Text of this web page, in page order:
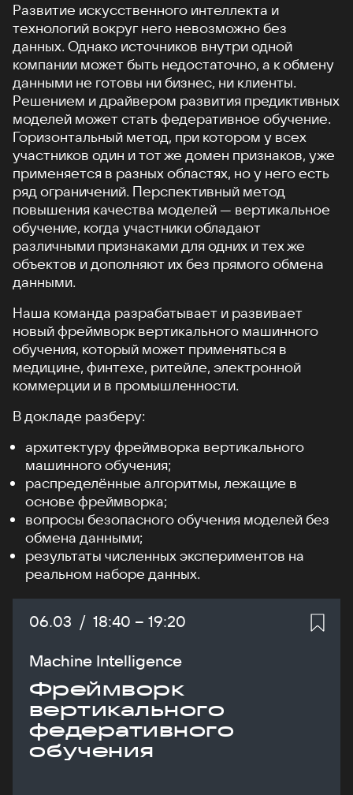
Развитие искусственного интеллекта и
технологий вокруг него невозможно без
данных. Однако источников внутри одной
компании может быть недостаточно, а к обмену
данными не готовы ни бизнес, ни клиенты.
Решением и драйвером развития предиктивных
моделей может стать федеративное обучение.
Горизонтальный метод, при котором у всех
участников один и тот же домен признаков, уже
применяется в разных областях, но у него есть
ряд ограничений. Перспективный метод
повышения качества моделей — вертикальное
обучение, когда участники обладают
различными признаками для одних и тех же
объектов и дополняют их без прямого обмена
данными.
Наша команда разрабатывает и развивает
новый фреймворк вертикального машинного
обучения, который может применяться в
медицине, финтехе, ритейле, электронной
коммерции и в промышленности.
В докладе разберу:
архитектуру фреймворка вертикального
машинного обучения;
распределённые алгоритмы, лежащие в
основе фреймворка;
вопросы безопасного обучения моделей без
обмена данными;
результаты численных экспериментов на
реальном наборе данных.
Дата:
06.03 / Начало:
18:40 – Конец:
19:20
Machine Intelligence
Фреймворк
вертикального
федеративного
обучения